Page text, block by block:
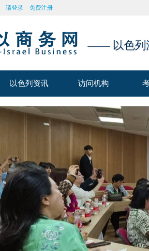
请登录 免费注册
—— 以色列
以色列资讯
以色列资讯
访问机构
访问机构